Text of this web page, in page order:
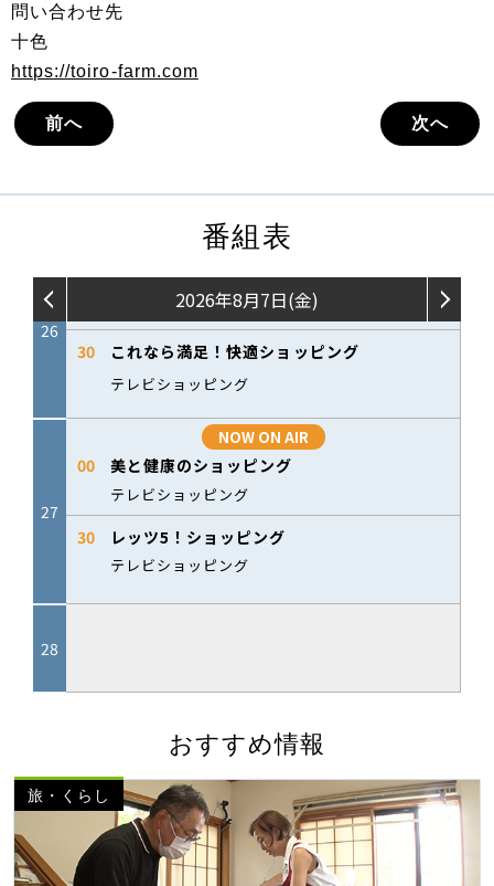
問い合わせ先
十色
https://toiro-farm.com
前へ 次へ
番組表
おすすめ情報
旅・くらし